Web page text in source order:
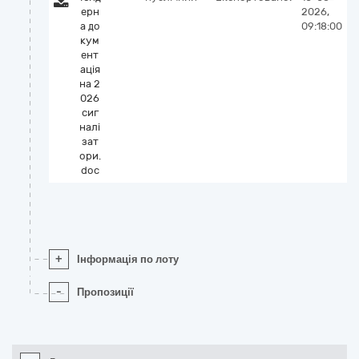
ерн
а до
кум
ент
ація
на 2
026
сиг
налі
зат
ори.
doc
2026,
09:18:00
+ Інформація по лоту
- Пропозиції